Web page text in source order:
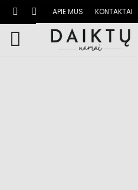
APIE MUS KONTAKTAI